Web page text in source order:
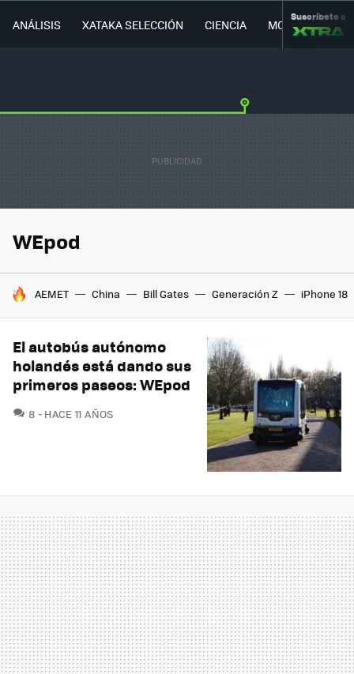
ANÁLISIS XATAKA SELECCIÓN CIENCIA MOVILIDAD
Suscríbete a
WEpod
HOY SE HABLA DE
AEMET China Bill Gates Generación Z iPhone 18
El autobús autónomo
holandés está dando sus
primeros paseos: WEpod
8 COMENTARIOS
HACE 11 AÑOS